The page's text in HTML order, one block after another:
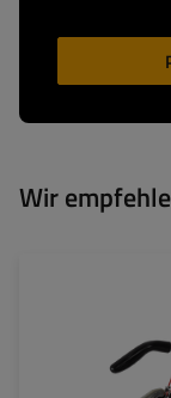
Wir
Zulässiger Druck auf die